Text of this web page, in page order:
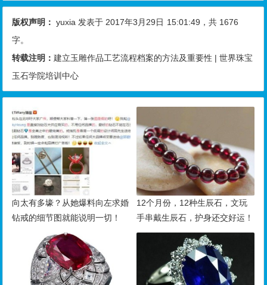
版权声明： yuxia 发表于 2017年3月29日 15:01:49 ，共 1676
字。
转载注明：建立玉雕作品工艺流程档案的方法及重要性 | 世界珠宝
玉石学院培训中心
向太有多壕？从她爆料向左求婚
钻戒的细节图就能说明一切！
12个月份，12种生辰石，文玩
手串戴生辰石，护身还交好运！